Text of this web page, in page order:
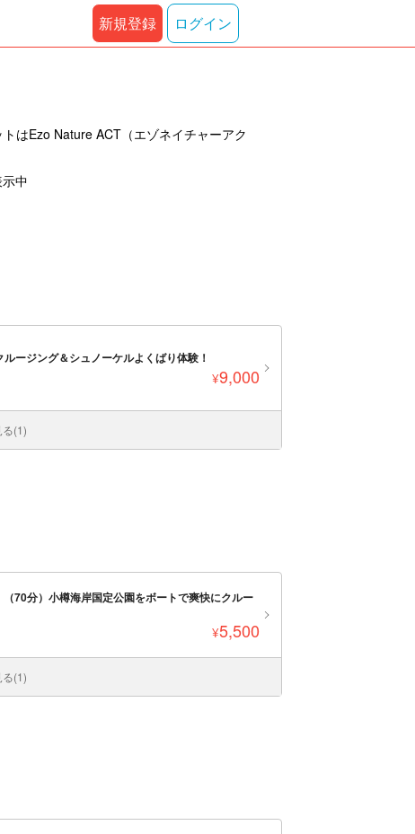
はEzo Nature ACT（エゾネイチャーアク
中
ージング＆シュノーケルよくばり体験！
¥9,000
(1)
70分）小樽海岸国定公園をボートで爽快にクルー
¥5,500
(1)
新規登録 ログイン